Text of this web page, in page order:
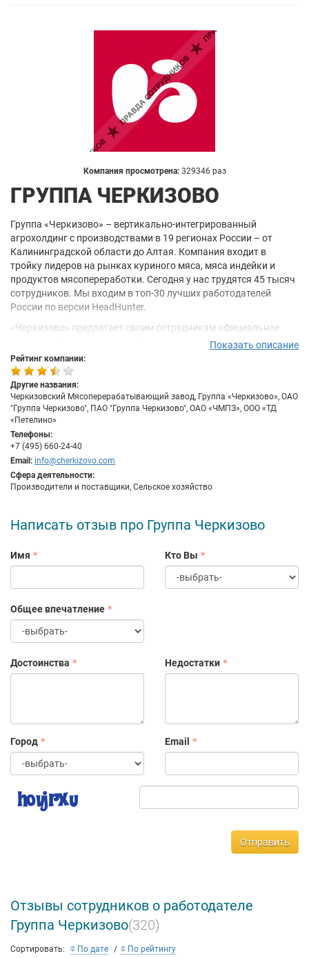
Компания просмотрена: 329346 раз
ГРУППА ЧЕРКИЗОВО
Группа «Черкизово» – вертикально-интегрированный
агрохолдинг с производствами в 19 регионах России – от
Калининградской области до Алтая. Компания входит в
тройку лидеров на рынках куриного мяса, мяса индейки и
продуктов мясопереработки. Сегодня у нас трудятся 45 тысяч
сотрудников. Мы входим в топ-30 лучших работодателей
России по версии HeadHunter.
«Черкизово» предлагает своим сотрудникам официальное
трудоустройство, карьерный рост, возможность получить
бесплатное высшее образование за счет компании,
материальную помощь в сложных жизненных ситуациях,
подарки на праздники. Для специалистов с производства
предусмотрено горячее питание и корпоративный транспорт
до работы. У нас есть системы мотивации для сотрудников –
ежегодные и квартальные премии, премия за лояльность.
Также в «Черкизово» действует внутренняя и внешняя
реферальная программа – сотрудники или люди вне компании
могут привести человека на вакантную должность и получить
выплату до 30 тысяч рублей после его трудоустройства.
Показать описание
Рейтинг компании:
Другие названия:
Черкизовский Мясоперерабатывающий завод, Группа «Черкизово», ОАО
"Группа Черкизово", ПАО "Группа Черкизово", ОАО «ЧМПЗ», ООО «ТД
«Петелино»
Телефоны:
+7 (495) 660-24-40
Email: info@cherkizovo.com
Сфера деятельности:
Производители и поставщики, Сельское хозяйство
Написать отзыв про Группа Черкизово
Имя Кто Вы
Общее впечатление
Достоинства Недостатки
Город Email
Отправить
Отзывы сотрудников о работодателе
Группа Черкизово(320)
Сортировать: По дате По рейтингу